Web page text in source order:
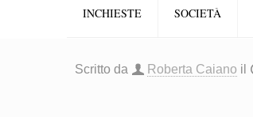
INCHIESTE SOCIETÀ
Scritto da Roberta Caiano il